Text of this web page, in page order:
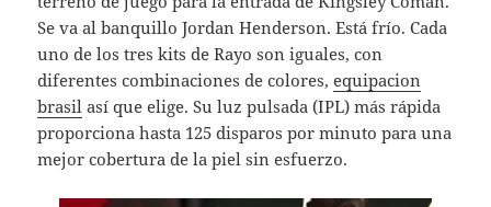
Se va al banquillo Jordan Henderson. Está frío. Cada
uno de los tres kits de Rayo son iguales, con
diferentes combinaciones de colores,equipacion
brasil así que elige. Su luz pulsada (IPL) más rápida
proporciona hasta 125 disparos por minuto para una
mejor cobertura de la piel sin esfuerzo.